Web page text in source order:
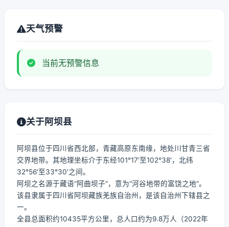
天气预警
当前无预警信息
关于阿坝县
阿坝县位于四川省西北部，青藏高原东南缘，地处川甘青三省
交界地带。其地理坐标介于东经101°17′至102°38′，北纬
32°56′至33°30′之间。
阿坝之名源于藏语“阿曲坝子”，意为“河谷地带的富饶之地”。
该县隶属于四川省阿坝藏族羌族自治州，是该自治州下辖县之
一。
全县总面积约10435平方公里，总人口约为9.8万人（2022年